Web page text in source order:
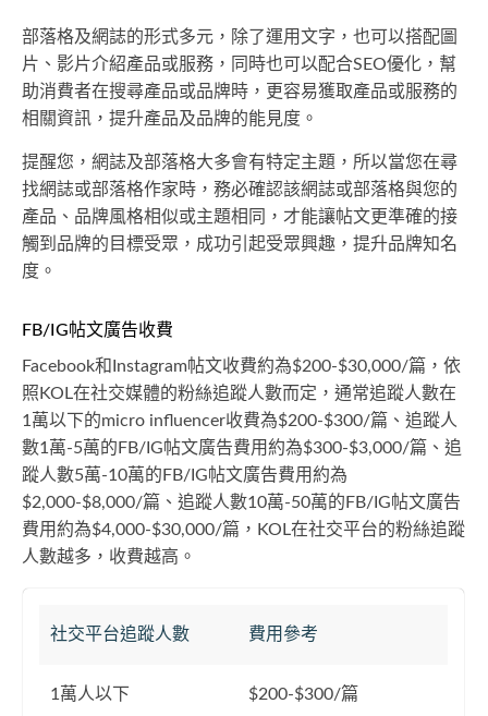
部落格及網誌的形式多元，除了運用文字，也可以搭配圖
片、影片介紹產品或服務，同時也可以配合SEO優化，幫
助消費者在搜尋產品或品牌時，更容易獲取產品或服務的
相關資訊，提升產品及品牌的能見度。
提醒您，網誌及部落格大多會有特定主題，所以當您在尋
找網誌或部落格作家時，務必確認該網誌或部落格與您的
產品、品牌風格相似或主題相同，才能讓帖文更準確的接
觸到品牌的目標受眾，成功引起受眾興趣，提升品牌知名
度。
FB/IG帖文廣告收費
Facebook和Instagram帖文收費約為$200-$30,000/篇，依
照KOL在社交媒體的粉絲追蹤人數而定，通常追蹤人數在
1萬以下的micro influencer收費為$200-$300/篇、追蹤人
數1萬-5萬的FB/IG帖文廣告費用約為$300-$3,000/篇、追
蹤人數5萬-10萬的FB/IG帖文廣告費用約為
$2,000-$8,000/篇、追蹤人數10萬-50萬的FB/IG帖文廣告
費用約為$4,000-$30,000/篇，KOL在社交平台的粉絲追蹤
人數越多，收費越高。
社交平台追蹤人數 費用參考
1萬人以下 $200-$300/篇